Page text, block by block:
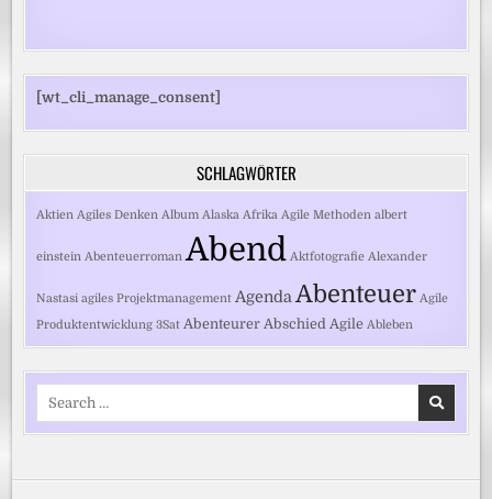
[wt_cli_manage_consent]
SCHLAGWÖRTER
Aktien Agiles Denken Album Alaska Afrika Agile Methoden albert
einstein Abenteuerroman Abend Aktfotografie Alexander
Nastasi agiles Projektmanagement Agenda Abenteuer Agile
Produktentwicklung 3Sat Abenteurer Abschied Agile Ableben
Search